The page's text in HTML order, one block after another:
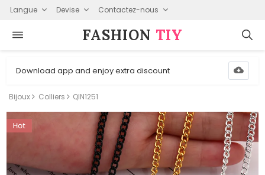
Langue Devise Contactez-nous
FASHION⁠ TIY
Download app and enjoy extra discount
Bijoux Colliers QIN1251